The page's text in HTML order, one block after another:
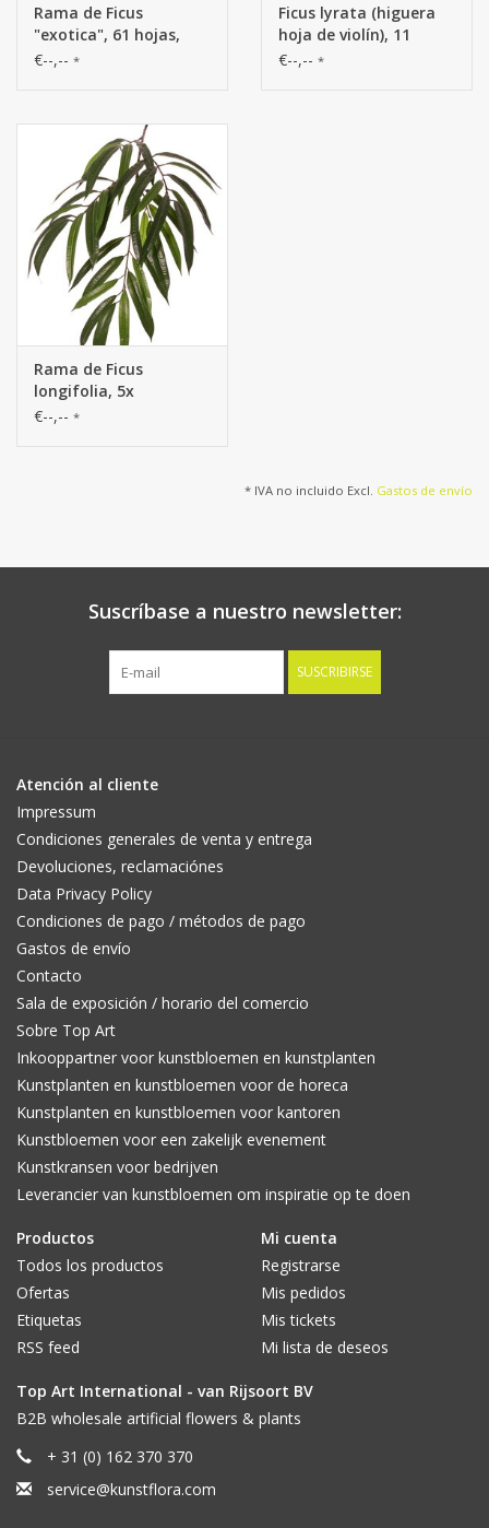
Rama de Ficus
"exotica", 61 hojas,
77cm - resistente al
€--,-- *
Ficus lyrata (higuera
hoja de violín), 11
hojas, resistente de
€--,-- *
Rama de Ficus
longifolia, 5x
ramificada, con 37
€--,-- *
* IVA no incluido Excl. Gastos de envío
Suscríbase a nuestro newsletter:
SUSCRIBIRSE
Atención al cliente
Impressum
Condiciones generales de venta y entrega
Devoluciones, reclamaciónes
Data Privacy Policy
Condiciones de pago / métodos de pago
Gastos de envío
Contacto
Sala de exposición / horario del comercio
Sobre Top Art
Inkooppartner voor kunstbloemen en kunstplanten
Kunstplanten en kunstbloemen voor de horeca
Kunstplanten en kunstbloemen voor kantoren
Kunstbloemen voor een zakelijk evenement
Kunstkransen voor bedrijven
Leverancier van kunstbloemen om inspiratie op te doen
Productos
Todos los productos
Ofertas
Etiquetas
RSS feed
Mi cuenta
Registrarse
Mis pedidos
Mis tickets
Mi lista de deseos
Top Art International - van Rijsoort BV
B2B wholesale artificial flowers & plants
+ 31 (0) 162 370 370
service@kunstflora.com